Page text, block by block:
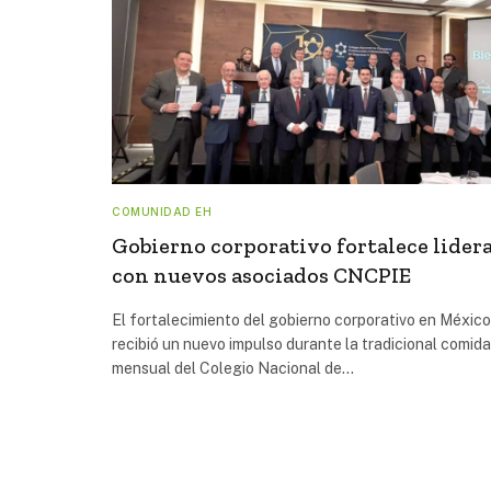
COMUNIDAD EH
Gobierno corporativo fortalece
con nuevos asociados CNCPIE
El fortalecimiento del gobierno corporativo en México
recibió un nuevo impulso durante la tradicional comida
mensual del Colegio Nacional de…